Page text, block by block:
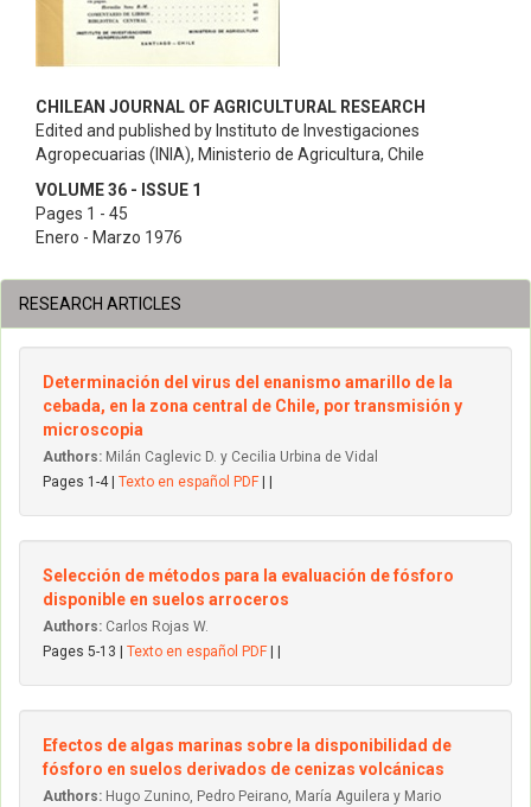
CHILEAN JOURNAL OF AGRICULTURAL RESEARCH
Edited and published by Instituto de Investigaciones
Agropecuarias (INIA), Ministerio de Agricultura, Chile
VOLUME 36 - ISSUE 1
Pages 1 - 45
Enero - Marzo 1976
RESEARCH ARTICLES
Determinación del virus del enanismo amarillo de la
cebada, en la zona central de Chile, por transmisión y
microscopia
Authors: Milán Caglevic D. y Cecilia Urbina de Vidal
Pages 1-4 | Texto en español PDF
Selección de métodos para la evaluación de fósforo
disponible en suelos arroceros
Authors: Carlos Rojas W.
Pages 5-13 | Texto en español PDF
Efectos de algas marinas sobre la disponibilidad de
fósforo en suelos derivados de cenizas volcánicas
Authors: Hugo Zunino, Pedro Peirano, María Aguilera y Mario